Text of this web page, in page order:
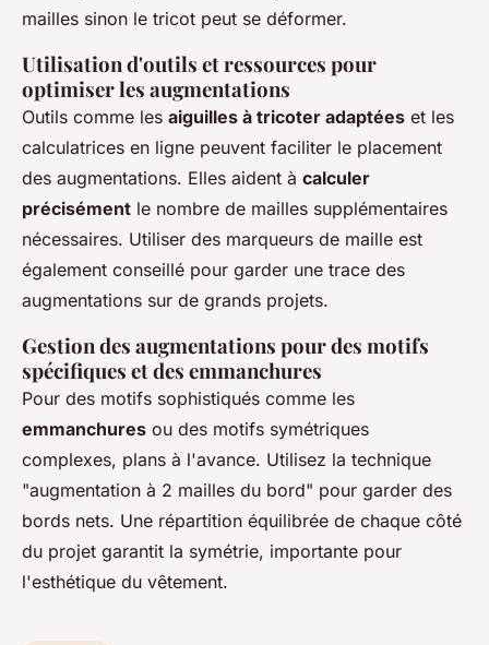
mailles sinon le tricot peut se déformer.
Utilisation d'outils et ressources pour
optimiser les augmentations
Outils comme les aiguilles à tricoter adaptées et les
calculatrices en ligne peuvent faciliter le placement
des augmentations. Elles aident à calculer
précisément le nombre de mailles supplémentaires
nécessaires. Utiliser des marqueurs de maille est
également conseillé pour garder une trace des
augmentations sur de grands projets.
Gestion des augmentations pour des motifs
spécifiques et des emmanchures
Pour des motifs sophistiqués comme les
emmanchures ou des motifs symétriques
complexes, plans à l'avance. Utilisez la technique
"augmentation à 2 mailles du bord" pour garder des
bords nets. Une répartition équilibrée de chaque côté
du projet garantit la symétrie, importante pour
l'esthétique du vêtement.